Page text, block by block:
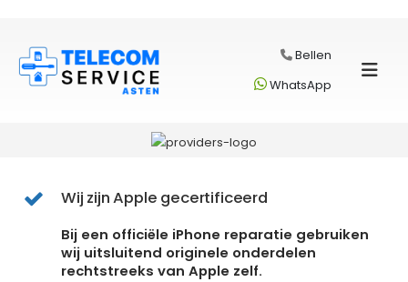
Bellen
WhatsApp
Wij zijn Apple gecertificeerd
Bij een officiële iPhone reparatie gebruiken
wij uitsluitend originele onderdelen
rechtstreeks van Apple zelf.